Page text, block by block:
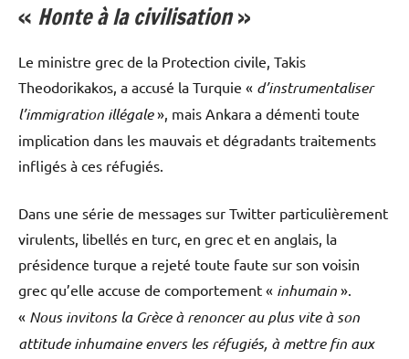
« Honte à la civilisation»
Le ministre grec de la Protection civile, Takis
Theodorikakos, a accusé la Turquie « d’instrumentaliser
l’immigration illégale», mais Ankara a démenti toute
implication dans les mauvais et dégradants traitements
infligés à ces réfugiés.
Dans une série de messages sur Twitter particulièrement
virulents, libellés en turc, en grec et en anglais, la
présidence turque a rejeté toute faute sur son voisin
grec qu’elle accuse de comportement « inhumain ».
« Nous invitons la Grèce à renoncer au plus vite à son
attitude inhumaine envers les réfugiés, à mettre fin aux